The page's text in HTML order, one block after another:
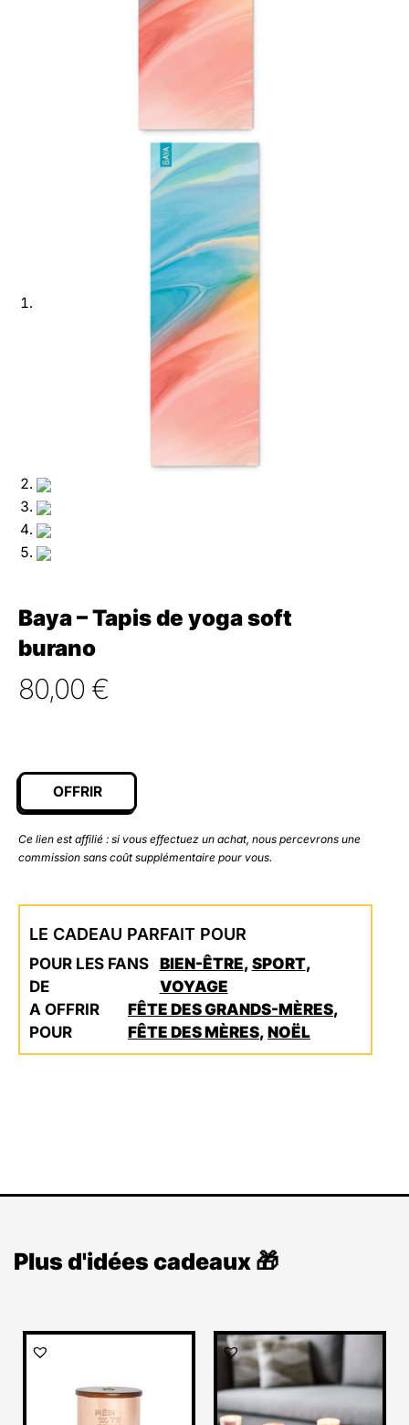
Ajouter à ma Kyft list
Baya – Tapis de yoga soft
burano
80,00 €
OFFRIR
Ce lien est affilié : si vous effectuez un achat, nous percevrons une
commission sans coût supplémentaire pour vous.
LE CADEAU PARFAIT POUR
POUR LES FANS
DE
BIEN-ÊTRE, SPORT,
VOYAGE
A OFFRIR
POUR
FÊTE DES GRANDS-MÈRES,
FÊTE DES MÈRES, NOËL
Plus d'idées cadeaux 🎁